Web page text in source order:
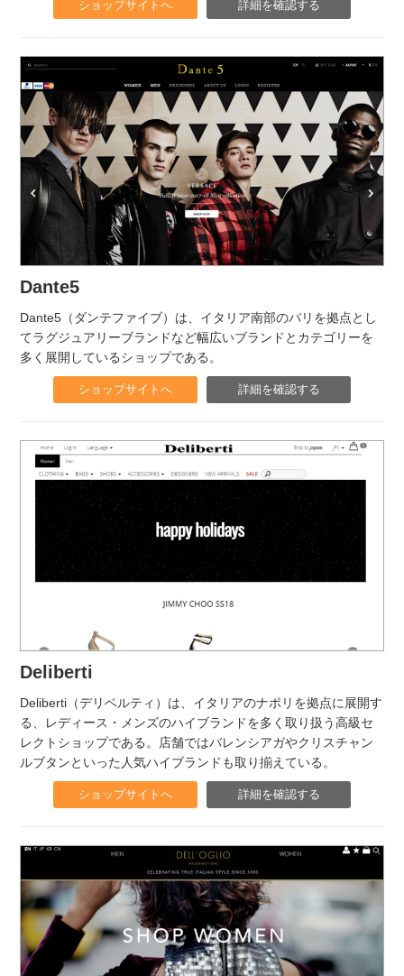
ショップサイトへ 詳細を確認する
Dante5
Dante5（ダンテファイブ）は、イタリア南部のバリを拠点とし
てラグジュアリーブランドなど幅広いブランドとカテゴリーを
多く展開しているショップである。
ショップサイトへ 詳細を確認する
Deliberti
Deliberti（デリベルティ）は、イタリアのナポリを拠点に展開す
る、レディース・メンズのハイブランドを多く取り扱う高級セ
レクトショップである。店舗ではバレンシアガやクリスチャン
ルブタンといった人気ハイブランドも取り揃えている。
ショップサイトへ 詳細を確認する